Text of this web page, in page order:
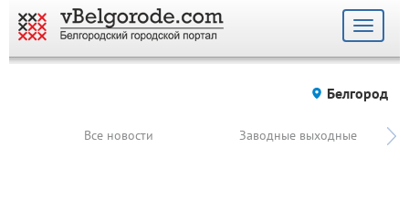
Toggle
Белгород
Все новости Заводные выходные